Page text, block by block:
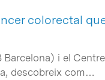
colorectal
i el
descobreix com…